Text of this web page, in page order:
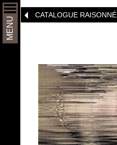
Aller
au
contenu
principal
MENU
CATALOGUE RAISONNÉ